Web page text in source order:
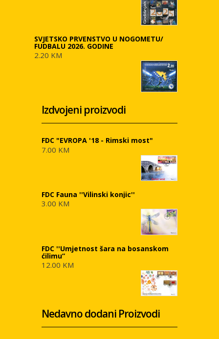
SVJETSKO PRVENSTVO U NOGOMETU/
FUDBALU 2026. GODINE
2.20 KM
Izdvojeni proizvodi
FDC "EVROPA '18 - Rimski most"
7.00 KM
FDC Fauna ''Vilinski konjic''
3.00 KM
FDC ''Umjetnost šara na bosanskom
ćilimu”
12.00 KM
Nedavno dodani Proizvodi